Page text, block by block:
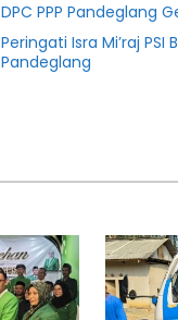
DPC PPP Pandeglang
Peringati Isra Mi’raj
Pandeglang
iing
Nasdem
Pandeglang